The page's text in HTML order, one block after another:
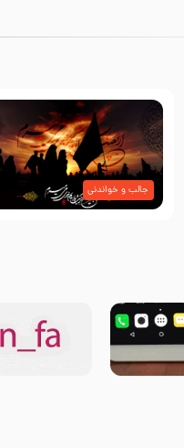
جالب و خواندنی